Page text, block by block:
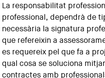
La responsabilitat
professional, dependrà de
necessària la signatura
que refereixin a
es requereix pel que fa a
qual cosa se soluciona
contractes amb